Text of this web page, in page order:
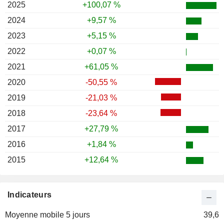
Indicateurs
Moyenne mobile 5 jours
39,6
2025
+100,07 %
2024
+9,57 %
2023
+5,15 %
2022
+0,07 %
2021
+61,05 %
2020
-50,55 %
2019
-21,03 %
2018
-23,64 %
2017
+27,79 %
2016
+1,84 %
2015
+12,64 %